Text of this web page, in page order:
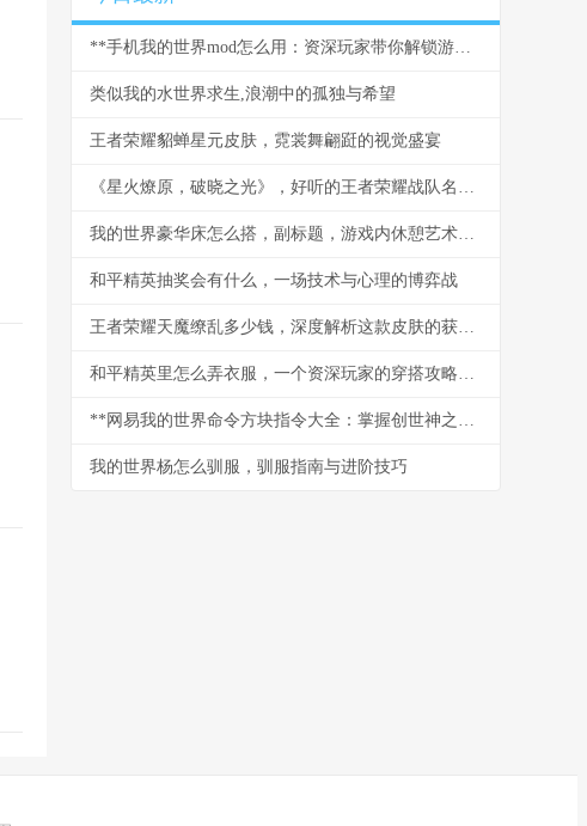
**手机我的世界mod怎么用：资深玩家带你解锁游戏新世界，副标题：从入门到精通的全流程指南。**
类似我的水世界求生,浪潮中的孤独与希望
王者荣耀貂蝉星元皮肤，霓裳舞翩跹的视觉盛宴
《星火燎原，破晓之光》，好听的王者荣耀战队名与团队精神的交响
我的世界豪华床怎么搭，副标题，游戏内休憩艺术的极致追求
和平精英抽奖会有什么，一场技术与心理的博弈战
王者荣耀天魔缭乱多少钱，深度解析这款皮肤的获取之路与价值
和平精英里怎么弄衣服，一个资深玩家的穿搭攻略，副标题，从零开始打造你的战场时尚
**网易我的世界命令方块指令大全：掌握创世神之力的终极指南**
我的世界杨怎么驯服，驯服指南与进阶技巧